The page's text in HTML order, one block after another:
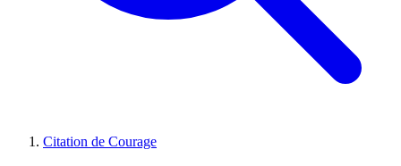
Citation de Courage